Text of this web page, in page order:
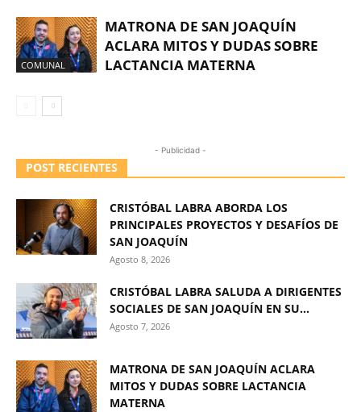
COMUNAL
MATRONA DE SAN JOAQUÍN
ACLARA MITOS Y DUDAS SOBRE
LACTANCIA MATERNA
- Publicidad -
POST RECIENTES
CRISTÓBAL LABRA ABORDA LOS
PRINCIPALES PROYECTOS Y DESAFÍOS DE
SAN JOAQUÍN
Agosto 8, 2026
CRISTÓBAL LABRA SALUDA A DIRIGENTES
SOCIALES DE SAN JOAQUÍN EN SU...
Agosto 7, 2026
MATRONA DE SAN JOAQUÍN ACLARA
MITOS Y DUDAS SOBRE LACTANCIA
MATERNA